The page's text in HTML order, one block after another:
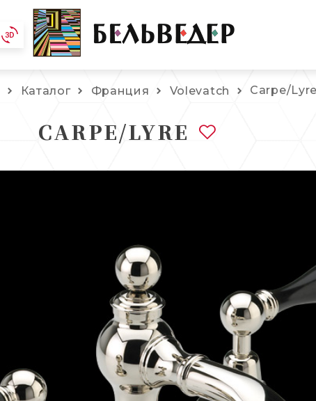
Каталог Франция Volevatch Carpe/Lyre
CARPE/LYRE